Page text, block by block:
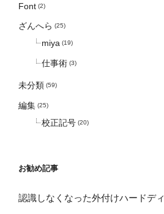
Font (2)
ざんへら (25)
miya (19)
仕事術 (3)
未分類 (59)
編集 (25)
校正記号 (20)
お勧め記事
認識しなくなった外付けハードデ